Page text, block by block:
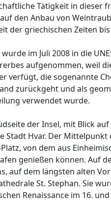
Tätigkeit in dieser
den Anbau von
der griechischen Zeiten
im Juli 2008 in die
aufgenommen, weil
verfügt, die sogenannte
zurückgeht und als
verwendet wurde.
der Insel, mit Blick
Stadt Hvar. Der Mittelpunkt
von dem aus
genießen können. Auf
auf dem längsten alten
St. Stephan. Sie
Renaissance im 16.